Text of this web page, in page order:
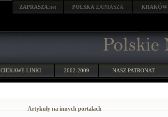
ZAPRASZA .net POLSKA ZAPRASZA KRAKÓW
CIEKAWE LINKI 2002-2009 NASZ PATRONAT
Artykuły na innych portalach